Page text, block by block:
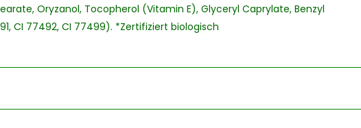
Oryzanol, Tocopherol (Vitamin E), Glyceryl Caprylate, Benzyl
CI 77492, CI 77499). *Zertifiziert biologisch